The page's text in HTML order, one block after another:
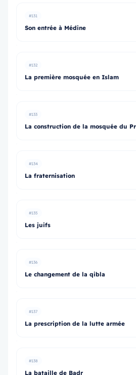
#131
Son entrée à Médine
#132
La première mosquée en Islam
#133
#134
La fraternisation
#135
Les juifs
#136
Le changement de la qibla
#137
La prescription de la lutte armée
#138
La bataille de Badr